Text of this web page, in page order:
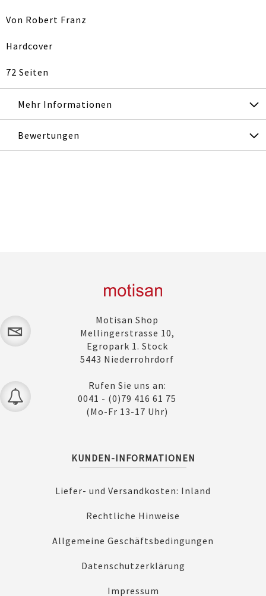
Von Robert Franz
Hardcover
72 Seiten
Mehr Informationen
Bewertungen
Motisan Shop
Mellingerstrasse 10,
Egropark 1. Stock
5443 Niederrohrdorf
Rufen Sie uns an:
0041 - (0)79 416 61 75
(Mo-Fr 13-17 Uhr)
KUNDEN-INFORMATIONEN
Liefer- und Versandkosten: Inland
Rechtliche Hinweise
Allgemeine Geschäftsbedingungen
Datenschutzerklärung
Impressum